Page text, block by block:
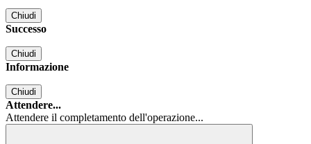
Chiudi
Successo
Chiudi
Informazione
Chiudi
Attendere...
Attendere il completamento dell'operazione...